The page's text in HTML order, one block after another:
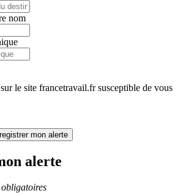
nom
le site francetravail.fr susceptible de vous
mon alerte
alerte
obligatoires